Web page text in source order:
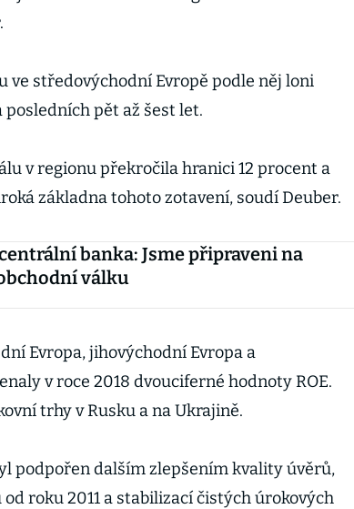
ve středovýchodní Evropě podle něj loni
pět až šest let.
v regionu překročila hranici 12 procent a
základna tohoto zotavení, soudí Deuber.
banka: Jsme připraveni na
válku
Evropa, jihovýchodní Evropa a
v roce 2018 dvouciferné hodnoty ROE.
trhy v Rusku a na Ukrajině.
podpořen dalším zlepšením kvality úvěrů,
roku 2011 a stabilizací čistých úrokových